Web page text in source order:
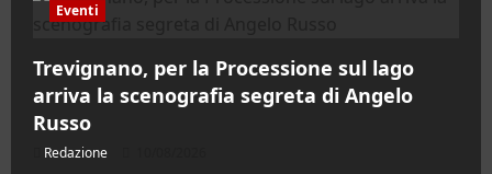
Eventi
Trevignano, per la Processione sul lago
arriva la scenografia segreta di Angelo
Russo
Redazione